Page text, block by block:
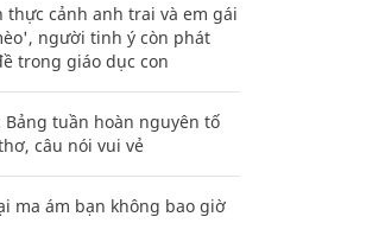
thực cảnh anh trai và em gái
người tinh ý còn phát
trong giáo dục con
Bảng tuần hoàn nguyên tố
câu nói vui vẻ
ma ám bạn không bao giờ